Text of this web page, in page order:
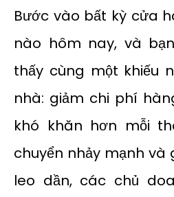
Bước vào bất kỳ cửa
nào hôm nay, và
thấy cùng một khiếu
nhà: giảm chi phí
khó khăn hơn mỗi
chuyển nhảy mạnh và
leo dần, các chủ